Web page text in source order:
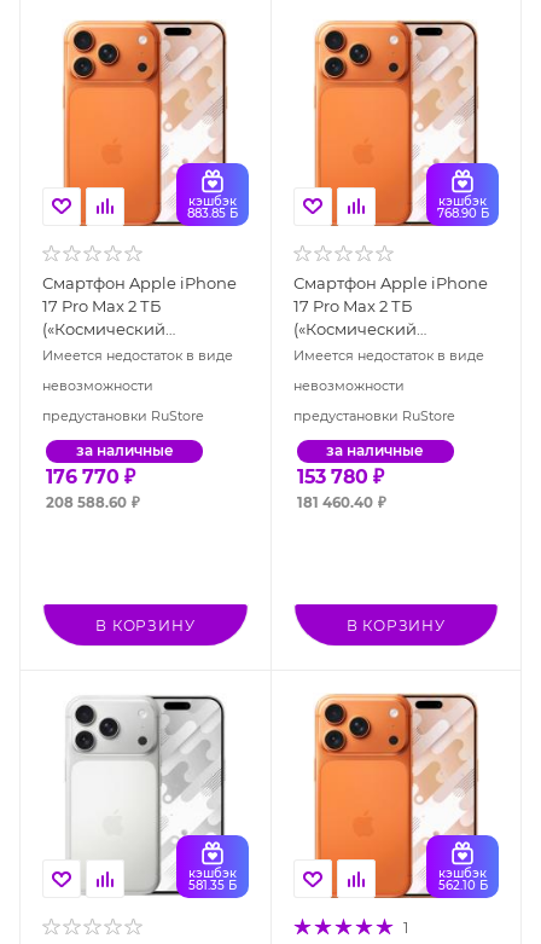
кэшбэк
883.85 Б
Смартфон Apple iPhone
17 Pro Max 2 ТБ
(«Космический
оранжевый» | Cosmic
eSIM
Имеется недостаток в виде
невозможности
предустановки RuStore
за наличные
176 770 ₽
208 588.60 ₽
В КОРЗИНУ
кэшбэк
768.90 Б
Смартфон Apple iPhone
17 Pro Max 2 ТБ
(«Космический
оранжевый» | Cosmic
Имеется недостаток в виде
невозможности
предустановки RuStore
за наличные
153 780 ₽
181 460.40 ₽
В КОРЗИНУ
кэшбэк
581.35 Б
кэшбэк
562.10 Б
1